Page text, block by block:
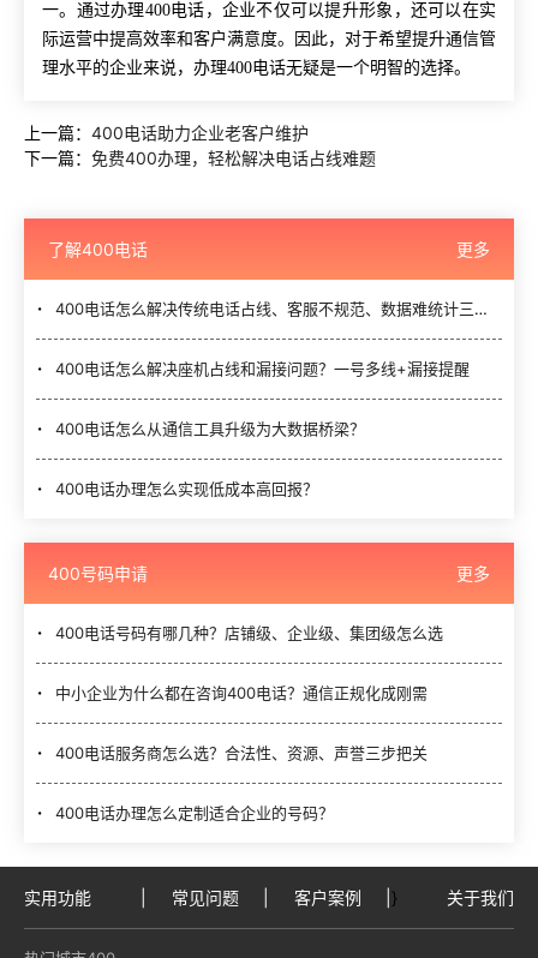
一。通过办理400电话，企业不仅可以提升形象，还可以在实
际运营中提高效率和客户满意度。因此，对于希望提升通信管
理水平的企业来说，办理400电话无疑是一个明智的选择。
上一篇： 400电话助力企业老客户维护
下一篇： 免费400办理，轻松解决电话占线难题
了解400电话 更多
400电话怎么解决传统电话占线、客服不规范、数据难统计三大难题？
400电话怎么解决座机占线和漏接问题？一号多线+漏接提醒
400电话怎么从通信工具升级为大数据桥梁？
400电话办理怎么实现低成本高回报？
400号码申请 更多
400电话号码有哪几种？店铺级、企业级、集团级怎么选
中小企业为什么都在咨询400电话？通信正规化成刚需
400电话服务商怎么选？合法性、资源、声誉三步把关
400电话办理怎么定制适合企业的号码？
实用功能 常见问题 客户案例 } 关于我们